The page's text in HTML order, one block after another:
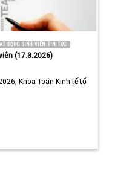
ĐỘNG SINH VIÊN TIN TỨC
(17.3.2026)
Khoa Toán Kinh tế tổ